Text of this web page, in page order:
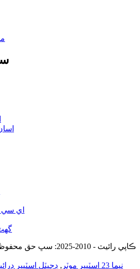
اي سي
© ڪاپي رائيٽ - 2010-2025: سڀ حق محفوظ آهن.
نيما 23 اسٽيپر موٽر
, ڊجيٽل اسٽيپر